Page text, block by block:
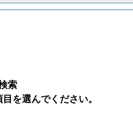
索
を選んでください。